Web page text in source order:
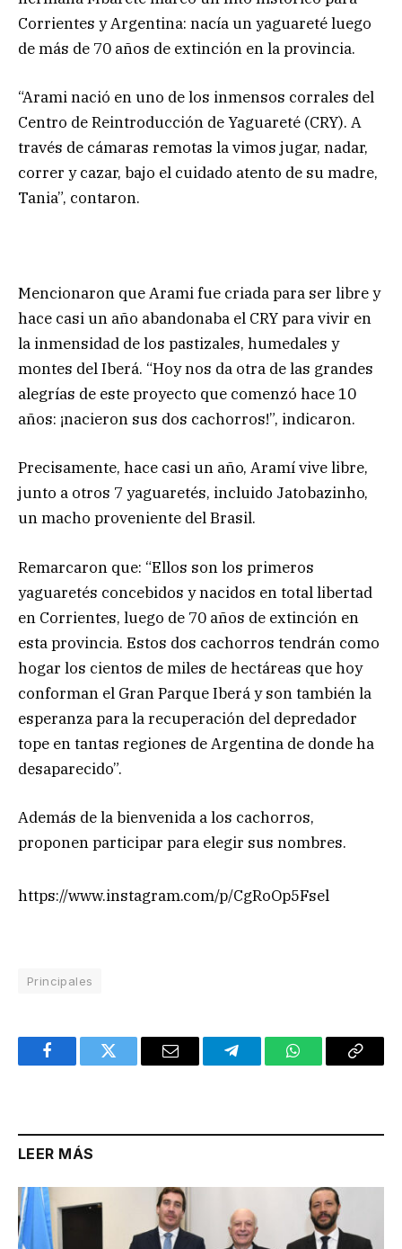
Corrientes y Argentina: nacía un yaguareté luego
de más de 70 años de extinción en la provincia.
“Arami nació en uno de los inmensos corrales del
Centro de Reintroducción de Yaguareté (CRY). A
través de cámaras remotas la vimos jugar, nadar,
correr y cazar, bajo el cuidado atento de su madre,
Tania”, contaron.
Mencionaron que Arami fue criada para ser libre y
hace casi un año abandonaba el CRY para vivir en
la inmensidad de los pastizales, humedales y
montes del Iberá. “Hoy nos da otra de las grandes
alegrías de este proyecto que comenzó hace 10
años: ¡nacieron sus dos cachorros!”, indicaron.
Precisamente, hace casi un año, Aramí vive libre,
junto a otros 7 yaguaretés, incluido Jatobazinho,
un macho proveniente del Brasil.
Remarcaron que: “Ellos son los primeros
yaguaretés concebidos y nacidos en total libertad
en Corrientes, luego de 70 años de extinción en
esta provincia. Estos dos cachorros tendrán como
hogar los cientos de miles de hectáreas que hoy
conforman el Gran Parque Iberá y son también la
esperanza para la recuperación del depredador
tope en tantas regiones de Argentina de donde ha
desaparecido”.
Además de la bienvenida a los cachorros,
proponen participar para elegir sus nombres.
https://www.instagram.com/p/CgRoOp5Fsel
Principales
FacebookTwitter Email TelegramWhatsAppCopy
LEER MÁS